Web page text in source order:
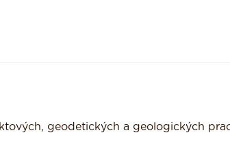
geodetických a geologických